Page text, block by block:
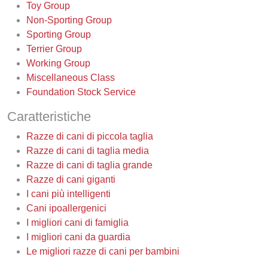
Toy Group
Non-Sporting Group
Sporting Group
Terrier Group
Working Group
Miscellaneous Class
Foundation Stock Service
Caratteristiche
Razze di cani di piccola taglia
Razze di cani di taglia media
Razze di cani di taglia grande
Razze di cani giganti
I cani più intelligenti
Cani ipoallergenici
I migliori cani di famiglia
I migliori cani da guardia
Le migliori razze di cani per bambini